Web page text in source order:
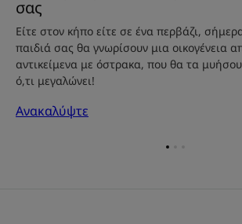
σας
Είτε στον κήπο είτε σε ένα περβάζι,
παιδιά σας θα γνωρίσουν μια οικογένεια
αντικείμενα με όστρακα, που θα τα
ό,τι μεγαλώνει!
Ανακαλύψτε
Go